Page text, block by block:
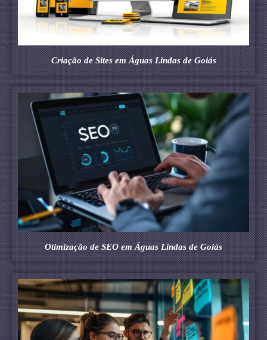
Criação de Sites em Águas Lindas de Goiás
Otimização de SEO em Águas Lindas de Goiás